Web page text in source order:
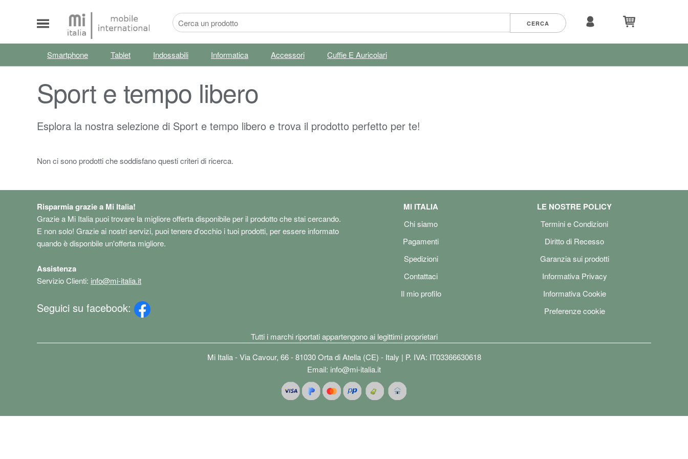
Smartphone Tablet Indossabili Informatica Accessori Cuffie E Auricolari
Sport e tempo libero
Esplora la nostra selezione di Sport e tempo libero e trova il prodotto perfetto per te!
Non ci sono prodotti che soddisfano questi criteri di ricerca.
Risparmia grazie a Mi Italia!
Grazie a Mi Italia puoi trovare la migliore offerta disponibile per il prodotto che stai cercando.
E non solo! Grazie ai nostri servizi, puoi tenere d'occhio i tuoi prodotti, per essere informato
quando è disponbile un'offerta migliore.
Assistenza
Servizio Clienti: info@mi-italia.it
Seguici su facebook:
MI ITALIA
Chi siamo
Pagamenti
Spedizioni
Contattaci
Il mio profilo
LE NOSTRE POLICY
Termini e Condizioni
Diritto di Recesso
Garanzia sui prodotti
Informativa Privacy
Informativa Cookie
Preferenze cookie
Tutti i marchi riportati appartengono ai legittimi proprietari
Mi Italia - Via Cavour, 66 - 81030 Orta di Atella (CE) - Italy | P. IVA: IT03366630618
Email: info@mi-italia.it